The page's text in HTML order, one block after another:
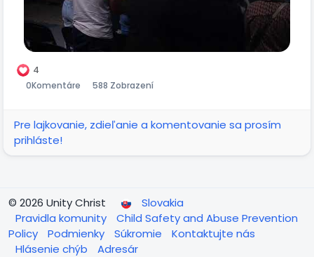
4
0Komentáre 588 Zobrazení
Pre lajkovanie, zdieľanie a komentovanie sa prosím
prihláste!
© 2026 Unity Christ
Slovakia
Pravidla komunity
Child Safety and Abuse Prevention
Policy
Podmienky Súkromie
Kontaktujte nás
Hlásenie chýb
Adresár